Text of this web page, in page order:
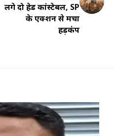
लगे दो हेड कांस्टेबल, SP
के एक्शन से मचा
हड़कंप